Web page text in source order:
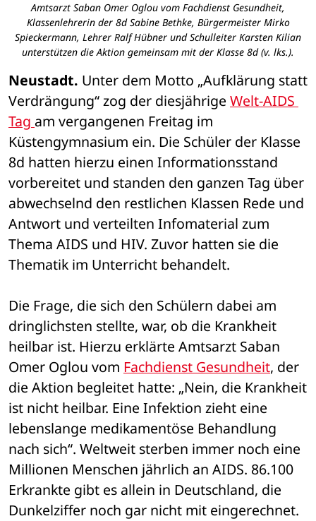
Amtsarzt Saban Omer Oglou vom Fachdienst Gesundheit,
Klassenlehrerin der 8d Sabine Bethke, Bürgermeister Mirko
Spieckermann, Lehrer Ralf Hübner und Schulleiter Karsten Kilian
unterstützen die Aktion gemeinsam mit der Klasse 8d (v. lks.).
Neustadt. Unter dem Motto „Aufklärung statt
Verdrängung“ zog der diesjährige Welt-AIDS
Tag am vergangenen Freitag im
Küstengymnasium ein. Die Schüler der Klasse
8d hatten hierzu einen Informationsstand
vorbereitet und standen den ganzen Tag über
abwechselnd den restlichen Klassen Rede und
Antwort und verteilten Infomaterial zum
Thema AIDS und HIV. Zuvor hatten sie die
Thematik im Unterricht behandelt.
Die Frage, die sich den Schülern dabei am
dringlichsten stellte, war, ob die Krankheit
heilbar ist. Hierzu erklärte Amtsarzt Saban
Omer Oglou vom Fachdienst Gesundheit, der
die Aktion begleitet hatte: „Nein, die Krankheit
ist nicht heilbar. Eine Infektion zieht eine
lebenslange medikamentöse Behandlung
nach sich“. Weltweit sterben immer noch eine
Millionen Menschen jährlich an AIDS. 86.100
Erkrankte gibt es allein in Deutschland, die
Dunkelziffer noch gar nicht mit eingerechnet.